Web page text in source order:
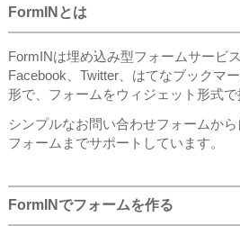
FormINとは
FormINは埋め込み型フォームサービ
Facebook、Twitter、はてなブックマ
形で、フォームをウィジェット形式で
シンプルなお問い合わせフォームか
フォームまでサポートしています。
FormINでフォームを作る